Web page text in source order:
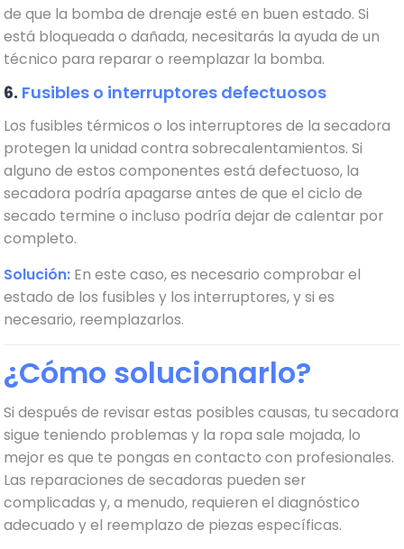
de que la bomba de drenaje esté en buen estado. Si
está bloqueada o dañada, necesitarás la ayuda de un
técnico para reparar o reemplazar la bomba.
6. Fusibles o interruptores defectuosos
Los fusibles térmicos o los interruptores de la secadora
protegen la unidad contra sobrecalentamientos. Si
alguno de estos componentes está defectuoso, la
secadora podría apagarse antes de que el ciclo de
secado termine o incluso podría dejar de calentar por
completo.
Solución: En este caso, es necesario comprobar el
estado de los fusibles y los interruptores, y si es
necesario, reemplazarlos.
¿Cómo solucionarlo?
Si después de revisar estas posibles causas, tu secadora
sigue teniendo problemas y la ropa sale mojada, lo
mejor es que te pongas en contacto con profesionales.
Las reparaciones de secadoras pueden ser
complicadas y, a menudo, requieren el diagnóstico
adecuado y el reemplazo de piezas específicas.